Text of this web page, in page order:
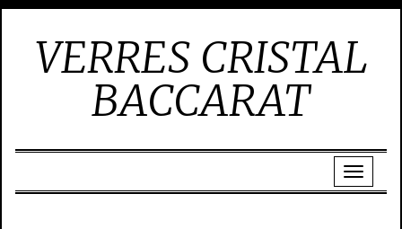
VERRES CRISTAL
BACCARAT